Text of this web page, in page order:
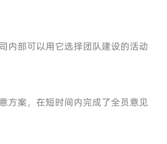
内部可以用它选择团队建设的活动
方案，在短时间内完成了全员意见